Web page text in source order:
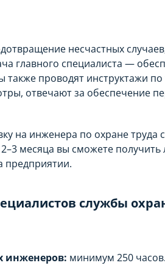
несчастных
главного специалиста —
проводят инструктажи по
отвечают за обеспечение
на инженера по охране труда
месяца вы сможете
предприятии.
службы
инженеров: минимум 250